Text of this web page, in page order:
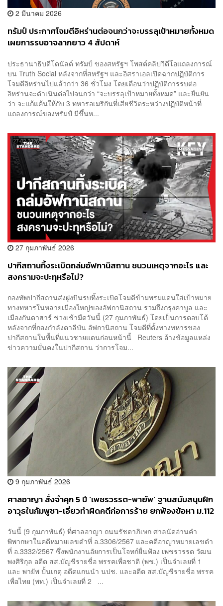
2 มีนาคม 2026
ทรัมป์ ประกาศโจมตีอิหร่านต่อจนกว่าจะบรรลุเป้าหมายทั้งหมด
เผยการรบอาจลากยาว 4 สัปดาห์
ประธานาธิบดีโดนัลด์ ทรัมป์ ของสหรัฐฯ โพสต์คลิปวิดีโอแถลงการณ์
บน Truth Social หลังจากที่สหรัฐฯ และอิสราเอลเปิดฉากปฏิบัติการ
โจมตีอิหร่านไปแล้วกว่า 36 ชั่วโมง โดยเตือนว่าปฏิบัติการรบต่อ
อิหร่านจะดำเนินต่อไปจนกว่า “จะบรรลุเป้าหมายทั้งหมด” และยืนยัน
ว่า จะแก้แค้นให้กับ 3 ทหารอเมริกันที่เสียชีวิตระหว่างปฏิบัติหน้าที่
แถลงการณ์ของทรัมป์ มีขึ้นห...
27 กุมภาพันธ์ 2026
ปากีสถานทิ้งระเบิดถล่มอัฟกานิสถาน ชนวนเหตุจากอะไร และ
สงครามจะปะทุหรือไม่?
กองทัพปากีสถานส่งฝูงบินรบทิ้งระเบิดโจมตีข้ามพรมแดนใส่เป้าหมาย
ทางทหารในหลายเมืองใหญ่ของอัฟกานิสถาน รวมถึงกรุงคาบูล และ
เมืองกันดาฮาร์ ช่วงเช้ามืดวันนี้ (27 กุมภาพันธ์) โดยเป็นการตอบโต้
หลังจากที่กองกำลังตาลีบัน อัฟกานิสถาน โจมตีที่ตั้งทางทหารของ
ปากีสถานในพื้นที่แนวชายแดนก่อนหน้านี้ Reuters อ้างข้อมูลแหล่ง
ข่าวความมั่นคงในปากีสถาน ว่าการโจม...
9 กุมภาพันธ์ 2026
ศาลอาญา สั่งจำคุก 5 ปี ‘เพชรวรรต-พายัพ’ ฐานสนับสนุนฝึก
อาวุธในกัมพูชา-เอี่ยวทำผิดคดีก่อการร้าย ยกฟ้องข้อหา ม.112
วันนี้ (9 กุมภาพันธ์) ที่ศาลอาญา ถนนรัชดาภิเษก ศาลนัดอ่านคำ
พิพากษาในคดีหมายเลขดำที่ อ.3306/2567 และคดีอาญาหมายเลขดำ
ที่ อ.3332/2567 ซึ่งพนักงานอัยการเป็นโจทก์ยื่นฟ้อง เพชรวรรต วัฒน
พงศิริกุล อดีต สส.บัญชีรายชื่อ พรรคเพื่อชาติ (พช.) เป็นจำเลยที่ 1
และ พายัพ ปั้นเกตุ อดีตแกนนำ นปช. และอดีต สส.บัญชีรายชื่อ พรรค
เพื่อไทย (พท.) เป็นจำเลยที่ 2 ...